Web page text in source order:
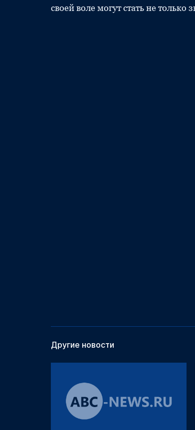
своей воле могут стать не
Другие новости